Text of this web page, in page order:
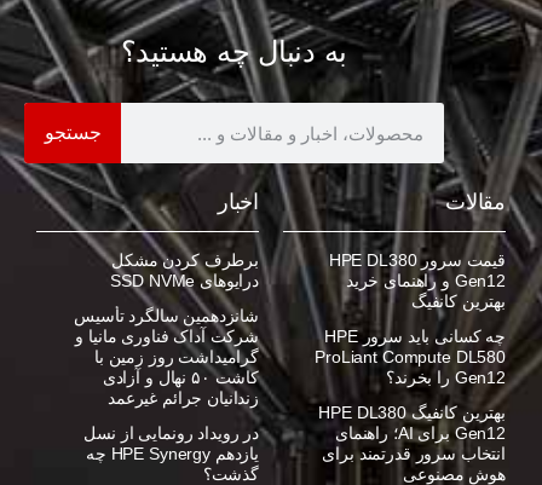
به دنبال چه هستید؟
جستجو
مقالات
قیمت سرور HPE DL380
Gen12 و راهنمای خرید
بهترین کانفیگ
چه کسانی باید سرور HPE
ProLiant Compute DL580
Gen12 را بخرند؟
بهترین کانفیگ HPE DL380
Gen12 برای AI؛ راهنمای
انتخاب سرور قدرتمند برای
هوش مصنوعی
اخبار
برطرف کردن مشکل
درایوهای SSD NVMe
شانزدهمین سالگرد تأسیس
شرکت آداک فناوری مانیا و
گرامیداشت روز زمین با
کاشت ۵۰ نهال و آزادی
زندانیان جرائم غیرعمد
در رویداد رونمایی از نسل
یازدهم HPE Synergy چه
گذشت؟